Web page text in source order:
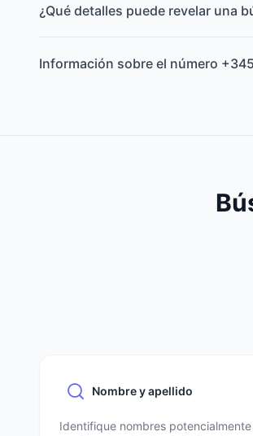
¿Qué detalles puede revelar una
Información sobre el número
Nombre y apellido
Identifique nombres